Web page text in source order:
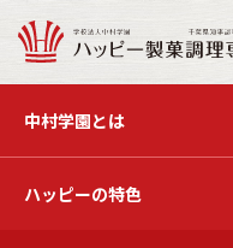
中村学園とは
ハッピーの特色